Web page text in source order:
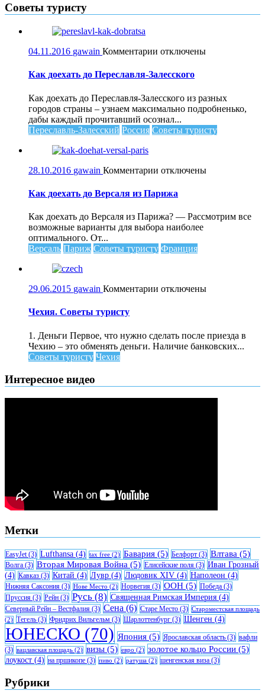
Советы туристу
04.11.2016 gawain Комментарии к
Как
Переславля-
Залесского
отключены
Как доехать до Переславля-Залесского
Как доехать до Переславля-Залесского из разных
городов страны – узнаем максимально подробненько,
дабы каждый прочитавший осознал...
Переславль-Залесский Россия Советы туристу
28.10.2016 gawain Комментарии к
Как
доехать
Версаля
из
Парижа
отключены
Как доехать до Версаля из Парижа
Как доехать до Версаля из Парижа? — Рассмотрим все
возможные варианты для выбора наиболее
оптимального. От...
Версаль Париж Советы туристу Франция
29.06.2015 gawain Комментарии котключены
Чехия. Советы туристу
1. Деньги Первое, что нужно сделать после приезда в
Чехию – это обменять деньги. Наличие банковских...
Советы туристу Чехия
Интересное видео
Метки
EasyJet(3) Lufthansa (4) tax free (2) Бавария (5) Белфорт (3) Влтава (5)
Волга (3) Вторая Мировая Война (5) Елисейские поля (3) Иван Грозный
(4) Кавказ (3) Китай (4) Лувр (4) Людовик XIV (4) Наполеон (4)
Нижняя Саксония (3) Нове Место (2) Норвегия (3) ООН (5) Победа (3)
Пруссия (3) Рейн (3) Русь (8) Священная Римская Империя (4)
Северный Рейн – Вестфалия (3) Сена (6) Старе Место (3) Староместская площадь
(2) Тегель (3) Фридрих Вильгельм (3) Шарлоттенбург (3) Шенген (4)
ЮНЕСКО (70) Япония (5) Ярославская область (3) вафли
(3) вацлавская площадь (2) визы (5) евро (2) золотое кольцо России (5)
лоукост (4) на пршикопе (3) пиво (2) ратуша (2) шенгенская виза (3)
Рубрики